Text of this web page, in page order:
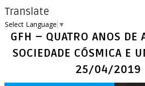
Translate
Select Language ▼
GFH – QUATRO ANOS DE
SOCIEDADE CÓSMICA E
25/04/2019